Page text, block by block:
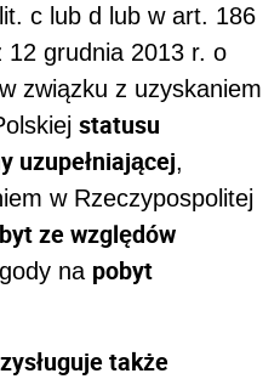
c lub d lub w art. 186
grudnia 2013 r. o
związku z uzyskaniem
statusu
uzupełniającej,
w Rzeczypospolitej
ze względów
na pobyt
także